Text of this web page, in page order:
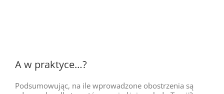
A w praktyce…?
Podsumowując, na ile wprowadzone obostrzenia są